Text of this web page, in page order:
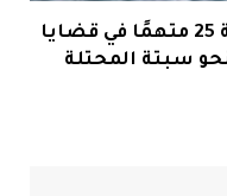
تطوان.. القضاء يباشر محاكمة 25 متهمًا في قضايا
سبتة المحتلة